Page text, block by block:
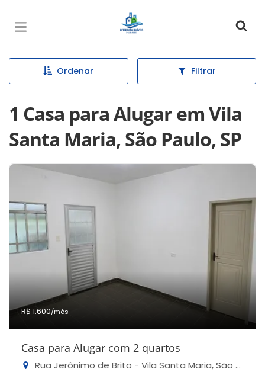
Página inicial
Ordenar Filtrar
1 Casa para Alugar em Vila
Santa Maria, São Paulo, SP
R$ 1.600/mês
Casa para Alugar com 2 quartos
Rua Jerônimo de Brito - Vila Santa Maria, São Paulo-SP